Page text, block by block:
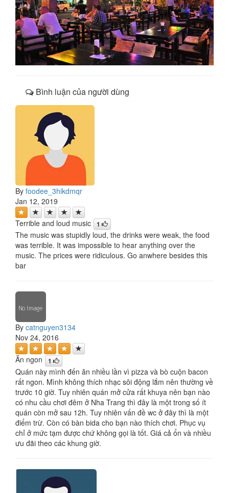
Bình luận của người dùng
By foodee_3hikdmqr
Jan 12, 2019
Terrible and loud music 1
The music was stupidly loud, the drinks were weak, the food
was terrible. It was impossible to hear anything over the
music. The prices were ridiculous. Go anwhere besides this
bar
By catnguyen3134
Nov 24, 2016
Ăn ngon 1
Quán này mình đến ăn nhiều lần vì pizza và bò cuộn bacon
rất ngon. Mình không thích nhạc sôi động lắm nên thường về
trước 10 giờ. Tuy nhiên quán mở cửa rất khuya nên bạn nào
có nhu cầu chơi đêm ở Nha Trang thì đây là một trong số ít
quán còn mở sau 12h. Tuy nhiên vấn đề wc ở đây thì là một
điểm trừ. Còn có bàn bida cho bạn nào thích chơi. Phục vụ
chỉ ở mức tạm được chứ không gọi là tốt. Giá cả ổn và nhiều
ưu đãi theo các khung giờ.